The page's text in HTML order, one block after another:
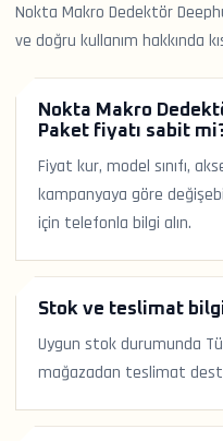
Nokta Makro Dedektör
ve doğru kullanım hakkında
Nokta Makro
Paket fiyatı sabit
Fiyat kur, model sınıfı,
kampanyaya göre
için telefonla bilgi alın.
Stok ve teslimat
Uygun stok durumunda
mağazadan teslimat